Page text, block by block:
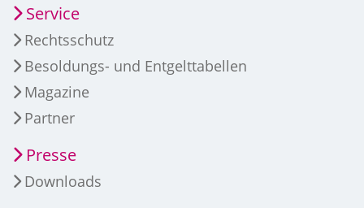
Service
Rechtsschutz
Besoldungs- und Entgelttabellen
Magazine
Partner
Presse
Downloads